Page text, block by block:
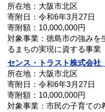
所在地：大阪市北区
寄附日：令和6年3月27日
寄附額：10,000,000円
対象事業：徳島市の強みを
るまちの実現に資する事業
センス・トラスト株式会社
所在地：大阪市北区
寄附日：令和6年3月27日
寄附額：10,000,000円
対象事業：市民の子育ての